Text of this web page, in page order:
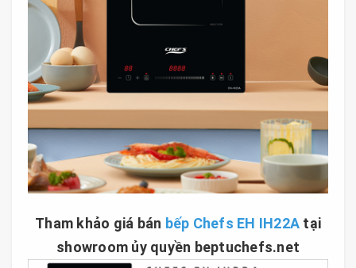
Tham khảo giá bán bếp Chefs EH IH22A tại
showroom ủy quyền beptuchefs.net